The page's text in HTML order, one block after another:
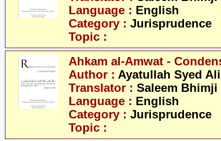
Language : English
Category : Jurisprudence
Topic :
Ahkam al-Amwat -
Author : Ayatullah Syed
Translator : Saleem Bhimji
Language : English
Category : Jurisprudence
Topic :